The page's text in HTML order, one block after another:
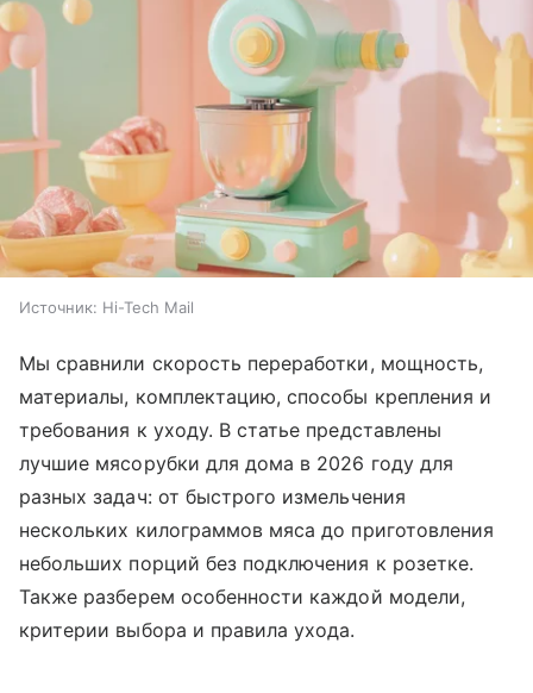
Источник: Hi-Tech Mail
Мы сравнили скорость переработки, мощность,
материалы, комплектацию, способы крепления и
требования к уходу. В статье представлены
лучшие мясорубки для дома в 2026 году для
разных задач: от быстрого измельчения
нескольких килограммов мяса до приготовления
небольших порций без подключения к розетке.
Также разберем особенности каждой модели,
критерии выбора и правила ухода.